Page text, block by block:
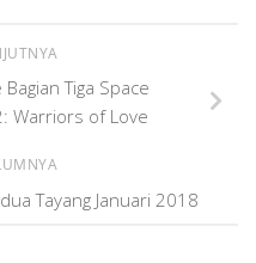
Tiga Space
Warriors of Love
Tayang Januari 2018